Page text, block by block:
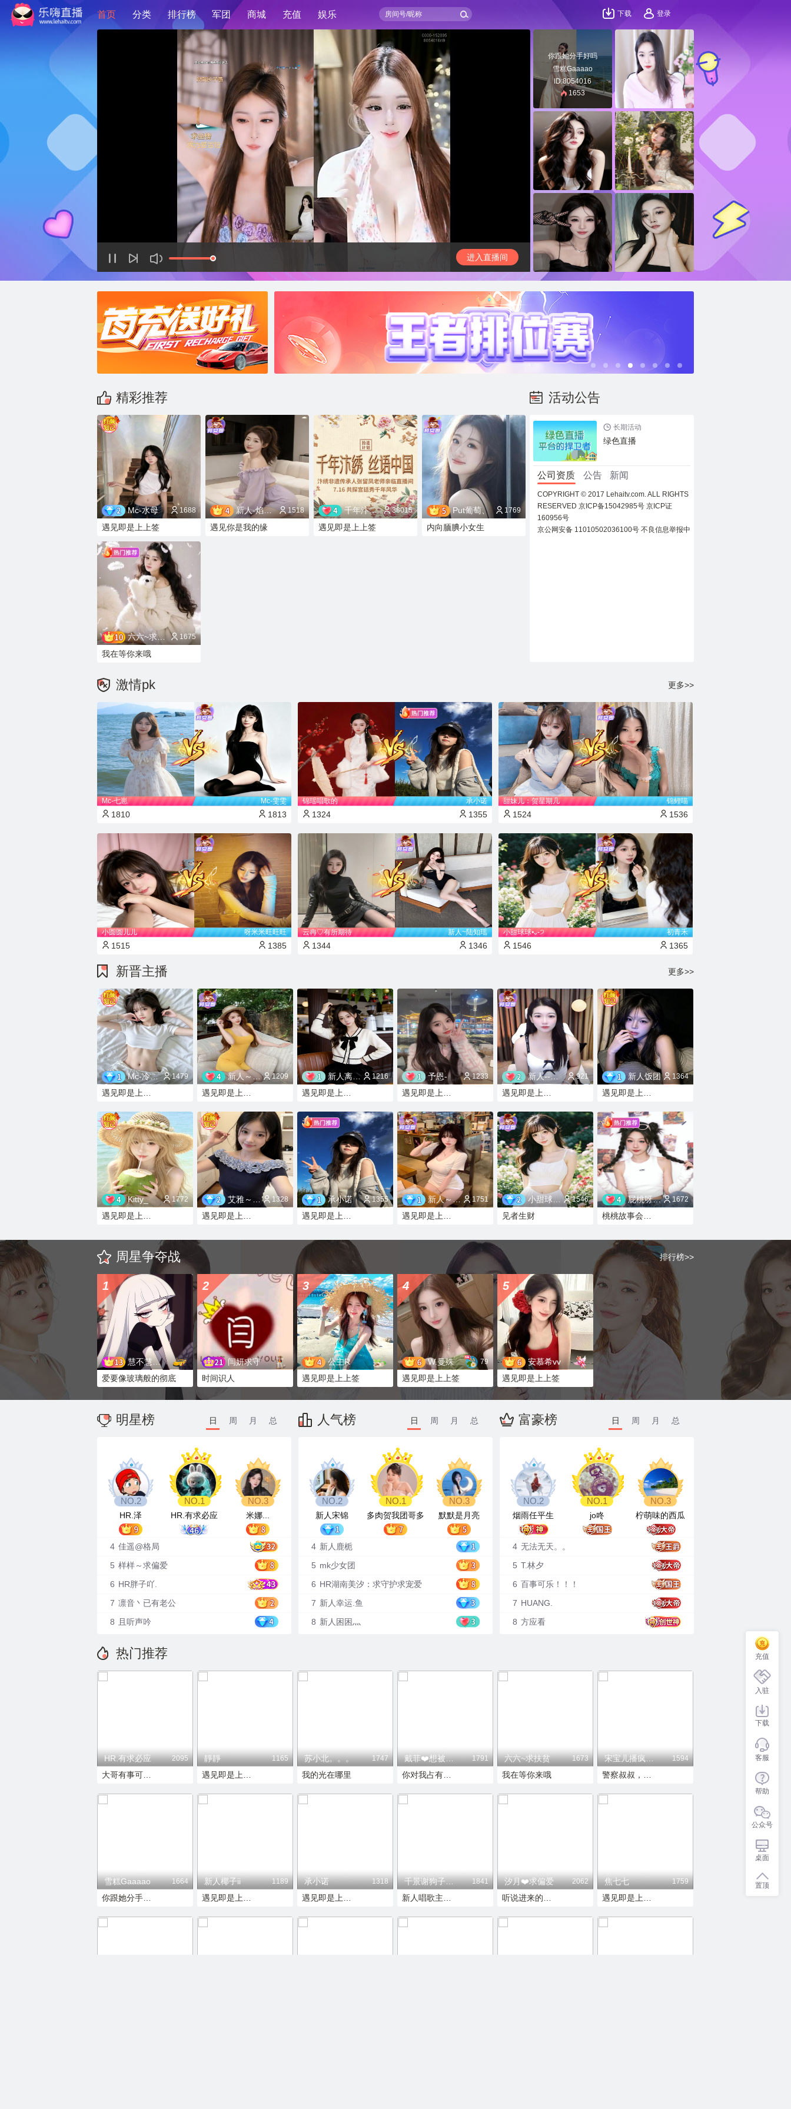
首页 分类 排行榜 军团 商城 充值 娱乐 登录
下载
进入直播间
你跟她分手好吗
雪糕Gaaaao
ID:8054016
1653
精彩推荐
Mc-水母 1688
遇见即是上上签
新人-焰焰求占榜 1518
遇见你是我的缘
千年汴绣·丝语中 38015
遇见即是上上签
Put葡萄、 1769
内向腼腆小女生
六六~求扶贫 1675
我在等你来哦
活动公告
长期活动
绿色直播
公司资质 公告 新闻
COPYRIGHT © 2017 Lehaitv.com. ALL RIGHTS
RESERVED 京ICP备15042985号 京ICP证
160956号
京公网安备 11010502036100号 不良信息举报中
激情pk 更多>>
1810 1813
Mc-七崽 Mc-雯雯
1324 1355
锦瑶唱歌的 承小诺
1524 1536
甜妹儿：贺星期几 锦鲤喵
1515 1385
小圆圆儿儿 呀米米旺旺旺
1344 1346
云冉♡有所期待 新人~陆知瑶
1546 1365
小甜球球⦁᎑-੭ 初青禾
新晋主播 更多>>
Mc-冷冷（打不 1479 新人～婉钰 1209 新人离子酱 1216 予恩- 1233 新人--燕子 921 新人饭团 1364
Kitty_ 1772 艾雅～求心软的神 1328 承小诺 1355 新人～董美丽 1751 小甜球球⦁᎑-੭ 1546
见者生财
屁桃呀（新人求守 1672
周星争夺战 排行榜>>
1
慧不慧。感恩相遇
爱要像玻璃般的彻底
2
闫妍求守
时间识人
3
公主R
遇见即是上上签
4
W.曼殊 79
遇见即是上上签
5
安慕希vv
遇见即是上上签
明星榜 日 周 月 总
HR.有求必应
HR.泽 米娜...
4 佳遥@格局
5 样样～求偏爱
6 HR胖子吖.
7 凛音丶已有老公
8
且听声吟
人气榜 日 周 月 总
多肉贺我团哥多
哥升级
新人宋锦 默默是月亮
4 新人鹿栀
5 mk少女团
6 HR湖南美汐：求守护求宠爱
7 新人幸运.鱼
8 新人困困灬
富豪榜 日 周 月 总
jo咚
烟雨任平生
柠萌味的西瓜
DkfxbR
4 无法无天。。
5 T.林夕
6 百事可乐！！！
7 HUANG.
8 方应看
热门推荐
HR.有求必应 2095 靜靜 1165 苏小北。。。 1747
我的光在哪里
戴菲❤️想被偏爱 1791 六六~求扶贫 1673
我在等你来哦
宋宝儿播疯了❤️ 1594
雪糕Gaaaao 1664 新人椰子ii 1189 承小诺 1318 千景谢狗子上官哥 1841 汐月❤️求偏爱 2062 焦七七 1759
充值
入驻
下载
客服
帮助
公众号
桌面
置顶